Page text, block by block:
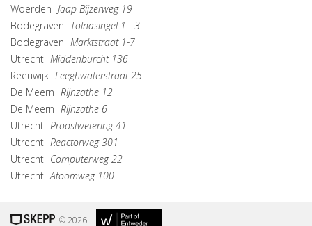
Woerden Jaap Bijzerweg 19
Bodegraven Tolnasingel 1 - 3
Bodegraven Marktstraat 1-7
Utrecht Middenburcht 136
Reeuwijk Leeghwaterstraat 25
De Meern Rijnzathe 12
De Meern Rijnzathe 6
Utrecht Proostwetering 41
Utrecht Reactorweg 301
Utrecht Computerweg 22
Utrecht Atoomweg 100
© 2026